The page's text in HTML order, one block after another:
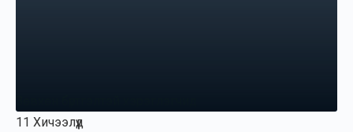
11 Хичээлүүд